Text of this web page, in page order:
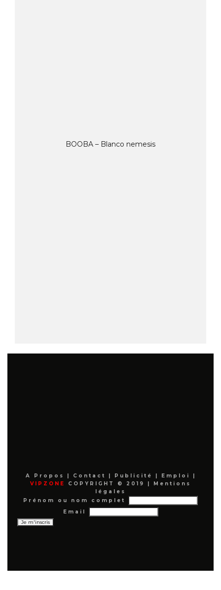
BOOBA – Blanco nemesis
A Propos Contact Publicité Emploi
VIPZONE
COPYRIGHT © 2019 |
Mentions
légales
Prénom ou nom complet
Email